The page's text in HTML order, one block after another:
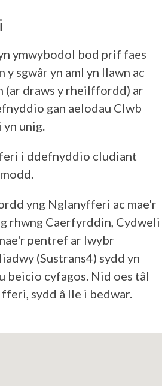
ymwybodol bod prif faes
sgwâr yn aml yn llawn ac
(ar draws y rheilffordd) ar
gan aelodau Clwb
unig.
i ddefnyddio cludiant
yng Nglanyfferi ac mae'r
rhwng Caerfyrddin, Cydweli
pentref ar lwybr
(Sustrans4) sydd yn
beicio cyfagos. Nid oes tâl
sydd â lle i bedwar.